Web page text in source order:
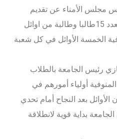
مجلس الأمناء عن تقديم
الجامعة لمنحة مجانية كاملة لعدد 15طالبا وطالبة من اوائل
الخمسة الأوائل في كل شعبة
رئيس الجامعة بالطلاب
المنوفية أولياء أمورهم في
بعد النجاح أمام تحدي
بداية قوية لانطلاقة